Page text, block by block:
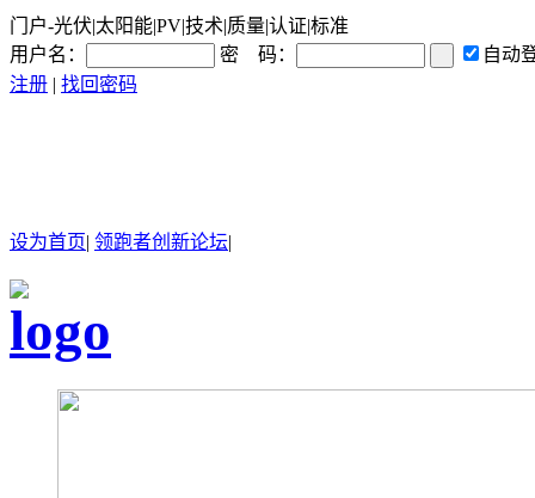
门户-光伏|太阳能|PV|技术|质量|认证|标准
用户名：
密 码：
自动
注册 | 找回密码
设为首页| 领跑者创新论坛|